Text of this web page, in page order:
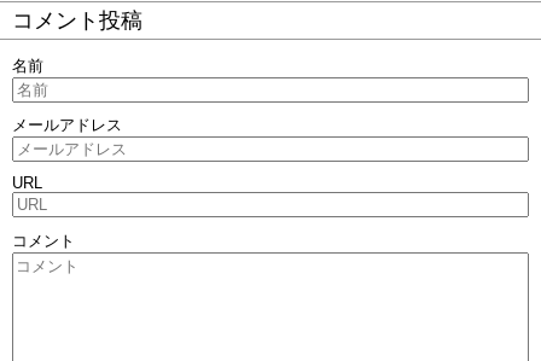
コメント投稿
名前
メールアドレス
URL
コメント